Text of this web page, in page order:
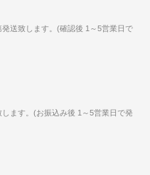
送致します。(確認後 1～5営業日で
ます。(お振込み後 1～5営業日で発